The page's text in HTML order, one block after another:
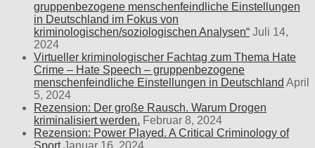
gruppenbezogene menschenfeindliche Einstellungen
in Deutschland im Fokus von
kriminologischen/soziologischen Analysen“ Juli 14,
2024
Virtueller kriminologischer Fachtag zum Thema Hate
Crime – Hate Speech – gruppenbezogene
menschenfeindliche Einstellungen in Deutschland April
5, 2024
Rezension: Der große Rausch. Warum Drogen
kriminalisiert werden. Februar 8, 2024
Rezension: Power Played. A Critical Criminology of
Sport Januar 16, 2024